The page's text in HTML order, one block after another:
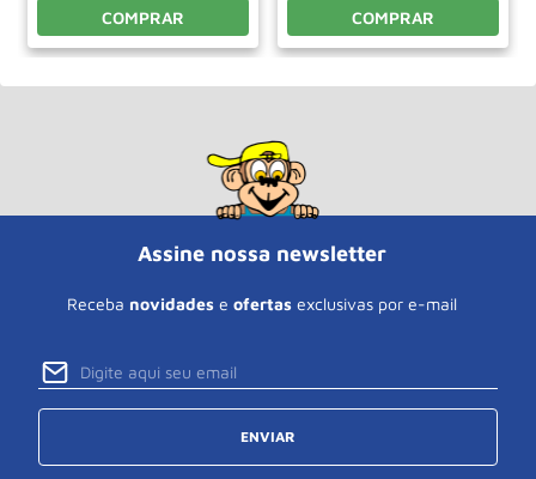
COMPRAR COMPRAR
Assine nossa newsletter
Receba novidades e ofertas exclusivas por e-mail
ENVIAR